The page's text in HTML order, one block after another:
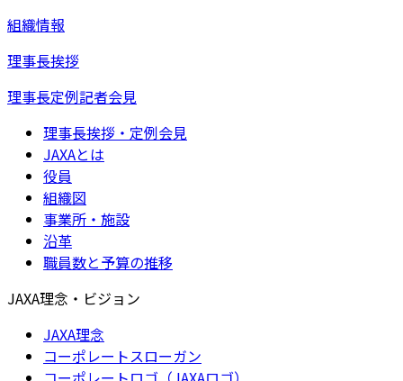
組織情報
理事長挨拶
理事長定例記者会見
理事長挨拶・定例会見
JAXAとは
役員
組織図
事業所・施設
沿革
職員数と予算の推移
JAXA理念・ビジョン
JAXA理念
コーポレートスローガン